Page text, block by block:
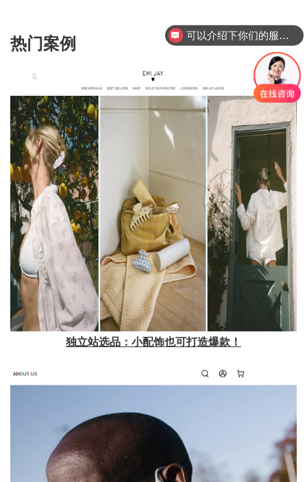
热门案例
独立站选品：小配饰也可打造爆款！
你们是怎么收费的呢